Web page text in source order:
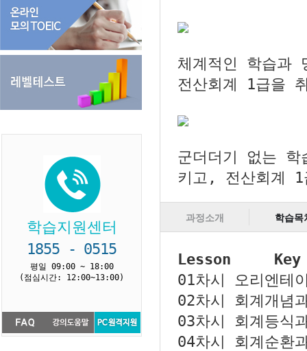
학습지원센터
1855 - 0515
평일 09:00 ~ 18:00
(점심시간: 12:00~13:00)
체계적인 학습과
전산회계 1급을
군더더기 없는 학
키고, 전산회계 1
과정소개 학습목
Lesson
01차시
오리엔테
02차시
회계개념
03차시
회계등식
04차시
회계순환